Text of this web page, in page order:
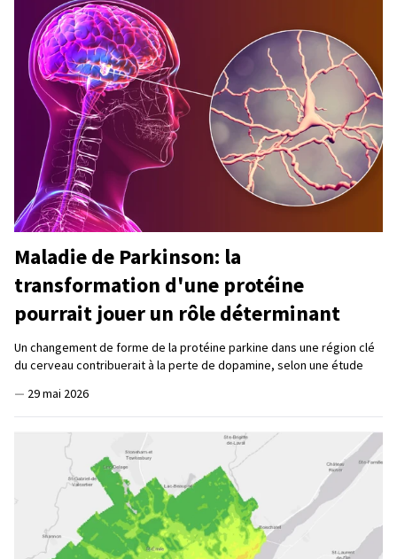
Maladie de Parkinson: la
transformation d'une protéine
pourrait jouer un rôle déterminant
Un changement de forme de la protéine parkine dans une région clé
du cerveau contribuerait à la perte de dopamine, selon une étude
— 29 mai 2026